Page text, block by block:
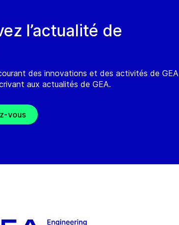
l’actualité de
des innovations et des activités de GEA
aux actualités de GEA.
vous